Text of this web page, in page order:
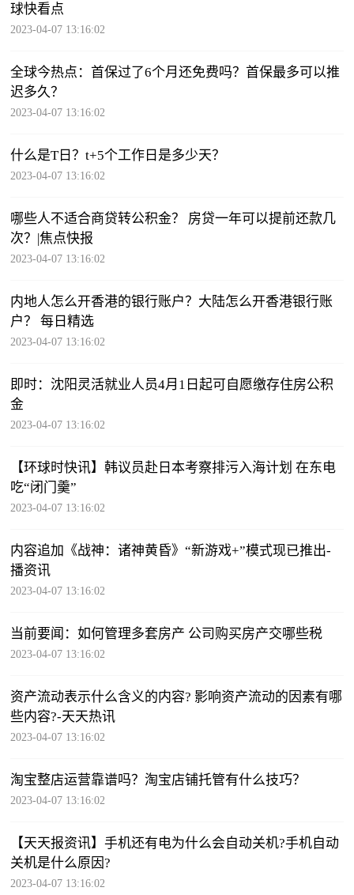
球快看点
2023-04-07 13:16:02
全球今热点：首保过了6个月还免费吗？首保最多可以推
迟多久？
2023-04-07 13:16:02
什么是T日？t+5个工作日是多少天？
2023-04-07 13:16:02
哪些人不适合商贷转公积金？ 房贷一年可以提前还款几
次？|焦点快报
2023-04-07 13:16:02
内地人怎么开香港的银行账户？大陆怎么开香港银行账
户？ 每日精选
2023-04-07 13:16:02
即时：沈阳灵活就业人员4月1日起可自愿缴存住房公积
金
2023-04-07 13:16:02
【环球时快讯】韩议员赴日本考察排污入海计划 在东电
吃“闭门羹”
2023-04-07 13:16:02
内容追加《战神：诸神黄昏》“新游戏+”模式现已推出-
播资讯
2023-04-07 13:16:02
当前要闻：如何管理多套房产 公司购买房产交哪些税
2023-04-07 13:16:02
​资产流动表示什么含义的内容? 影响资产流动的因素有哪
些内容?-天天热讯
2023-04-07 13:16:02
淘宝整店运营靠谱吗？淘宝店铺托管有什么技巧？
2023-04-07 13:16:02
【天天报资讯】手机还有电为什么会自动关机?手机自动
关机是什么原因?
2023-04-07 13:16:02